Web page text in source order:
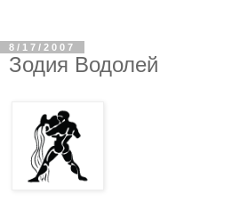
8/17/2007
Зодия Водолей